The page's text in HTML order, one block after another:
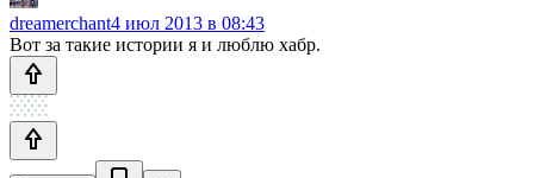
dreamerchant4 июл 2013 в 08:43
Вот за такие истории я и люблю хабр.